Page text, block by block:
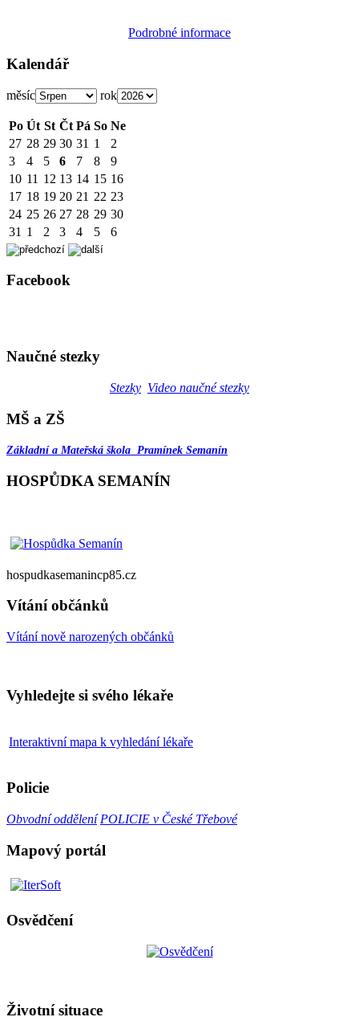
Podrobné informace
Kalendář
měsíc rok
Po Út St Čt Pá So Ne
27 28 29 30 31 1
2
3
4 5 6 7 8
9
10 11 12 13 14 15 16
17 18 19 20 21 22 23
24 25 26 27 28 29 30
31 1 2 3 4 5 6
Facebook
Naučné stezky
Stezky Video naučné stezky
MŠ a ZŠ
Základní a Mateřská škola Pramínek Semanín
HOSPŮDKA SEMANÍN
hospudkasemanincp85.cz
Vítání občánků
Vítání nově narozených občánků
Vyhledejte si svého lékaře
Interaktivní mapa k vyhledání lékaře
Policie
Obvodní oddělení POLICIE v České Třebové
Mapový portál
Osvědčení
Životní situace